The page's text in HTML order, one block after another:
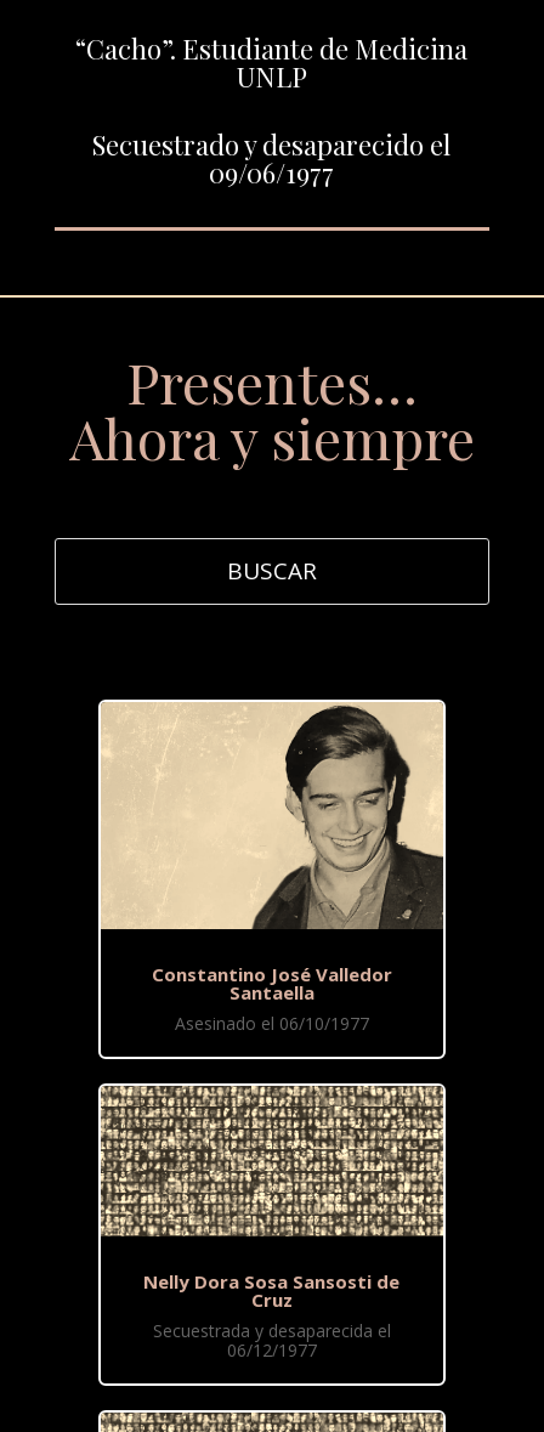
“Cacho”. Estudiante de Medicina
UNLP
Secuestrado y desaparecido el
09/06/1977
Presentes…
Ahora y siempre
Constantino José Valledor
Santaella
Asesinado el 06/10/1977
Nelly Dora Sosa Sansosti de
Cruz
Secuestrada y desaparecida el
06/12/1977